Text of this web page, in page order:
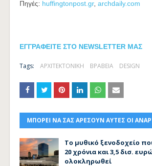
Πηγές: huffingtonpost.gr, archdaily.com
ΕΓΓΡΑΦΕΙΤΕ ΣΤΟ NEWSLETTER ΜΑΣ
Tags: ΑΡΧΙΤΕΚΤΟΝΙΚΗ ΒΡΑΒΕΙΑ DESIGN
ΜΠΟΡΕΙ ΝΑ ΣΑΣ ΑΡΕΣΟΥΝ ΑΥΤΕΣ ΟΙ
Το μυθικό ξενοδοχείο
20 χρόνια και 3,5 δισ.
ολοκληρωθεί